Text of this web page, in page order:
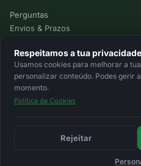
Perguntas
Envios & Prazos
Devoluções
Minha Conta
© 2026 Ecolivros. Todos os direitos
Respeitamos a tua privacidade
Usamos cookies para melhorar a
personalizar conteúdo. Podes gerir
momento.
Política de Cookies
Rejeitar